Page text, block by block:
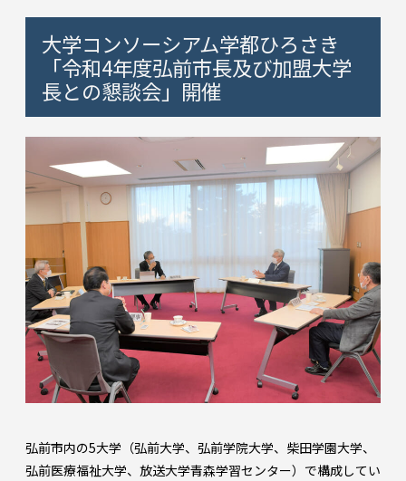
大学コンソーシアム学都ひろさき
「令和4年度弘前市長及び加盟大学
長との懇談会」開催
弘前市内の5大学（弘前大学、弘前学院大学、柴田学園大学、
弘前医療福祉大学、放送大学青森学習センター）で構成してい